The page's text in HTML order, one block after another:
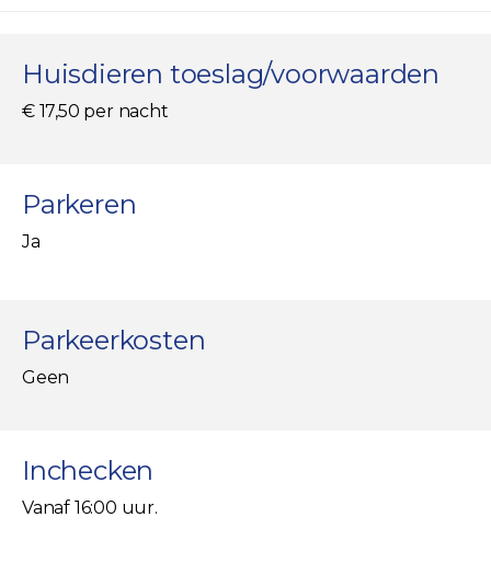
Huisdieren toeslag/voorwaarden
€ 17,50 per nacht
Parkeren
Ja
Parkeerkosten
Geen
Inchecken
Vanaf 16:00 uur.